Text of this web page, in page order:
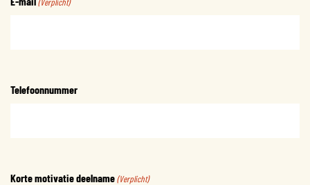
Telefoonnummer
Korte motivatie deelname (Verplicht)